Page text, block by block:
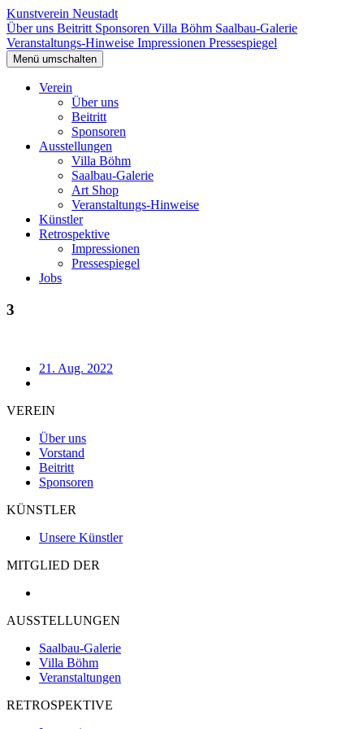
Kunstverein Neustadt
Über uns Beitritt Sponsoren Villa Böhm Saalbau-Galerie
Veranstaltungs-Hinweise Impressionen Pressespiegel
Menü umschalten
Verein
Über uns
Beitritt
Sponsoren
Ausstellungen
Villa Böhm
Saalbau-Galerie
Art Shop
Veranstaltungs-Hinweise
Künstler
Retrospektive
Impressionen
Pressespiegel
Jobs
3
21. Aug. 2022
VEREIN
Über uns
Vorstand
Beitritt
Sponsoren
KÜNSTLER
Unsere Künstler
MITGLIED DER
AUSSTELLUNGEN
Saalbau-Galerie
Villa Böhm
Veranstaltungen
RETROSPEKTIVE